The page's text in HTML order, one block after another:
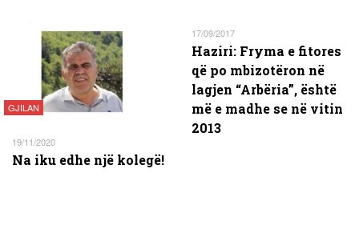
GJILAN
19/11/2020
Na iku edhe një kolegë!
17/09/2017
Haziri: Fryma e fitores
që po mbizotëron në
lagjen “Arbëria”, është
më e madhe se në vitin
2013